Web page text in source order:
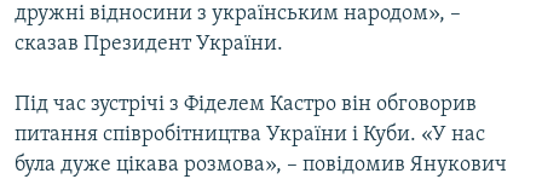
дружні відносини з українським народом», –
сказав Президент України.
Під час зустрічі з Фіделем Кастро він обговорив
питання співробітництва України і Куби. «У нас
була дуже цікава розмова», – повідомив Янукович